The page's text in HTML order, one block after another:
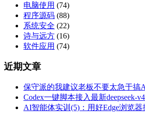
电脑使用 (74)
程序源码 (88)
系统安全 (22)
诗与远方 (16)
软件应用 (74)
近期文章
保守派的我建议老板不要太急于搞
Codex一键脚本接入最新deepseek-
AI智能体实训(5)：用好Edge浏览器